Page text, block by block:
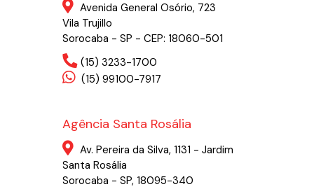
Avenida General Osório, 723
Vila Trujillo
Sorocaba - SP - CEP: 18060-501
(15) 3233-1700
(15) 99100-7917
Agência Santa Rosália
Av. Pereira da Silva, 1131 - Jardim
Santa Rosália
Sorocaba - SP, 18095-340